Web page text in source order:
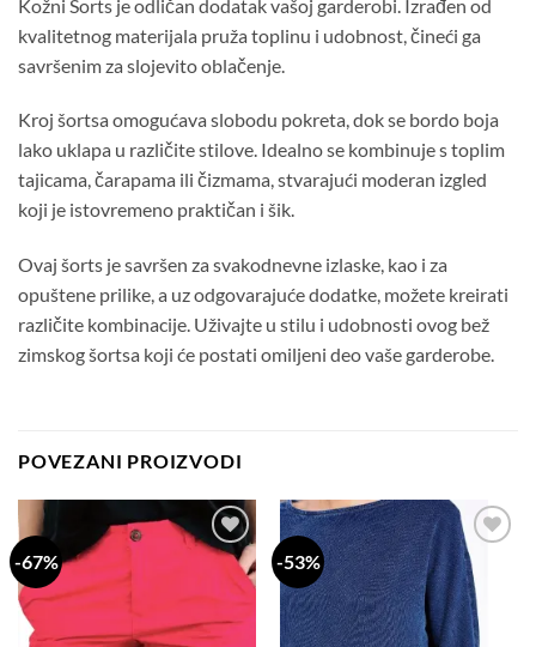
Kožni Šorts je odličan dodatak vašoj garderobi. Izrađen od
kvalitetnog materijala pruža toplinu i udobnost, čineći ga
savršenim za slojevito oblačenje.
Kroj šortsa omogućava slobodu pokreta, dok se bordo boja
lako uklapa u različite stilove. Idealno se kombinuje s toplim
tajicama, čarapama ili čizmama, stvarajući moderan izgled
koji je istovremeno praktičan i šik.
Ovaj šorts je savršen za svakodnevne izlaske, kao i za
opuštene prilike, a uz odgovarajuće dodatke, možete kreirati
različite kombinacije. Uživajte u stilu i udobnosti ovog bež
zimskog šortsa koji će postati omiljeni deo vaše garderobe.
POVEZANI PROIZVODI
-67%
Dodaj
listu
-53%
Dodaj
listu
želja